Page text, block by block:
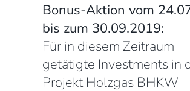
Bonus-Aktion vom
bis zum 30.09.2019:
Für in diesem Zeitraum
getätigte Investments in
Projekt Holzgas BHKW